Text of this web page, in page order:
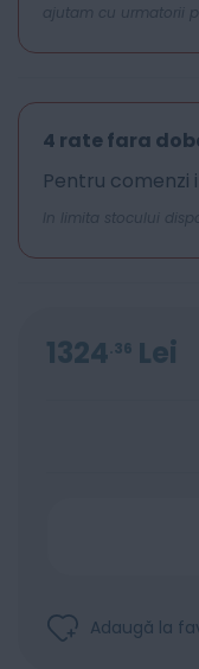
ajutam cu urmatorii
4 rate fara
Pentru comenzi
In limita stocului
1324 36 Lei
Adaugă la